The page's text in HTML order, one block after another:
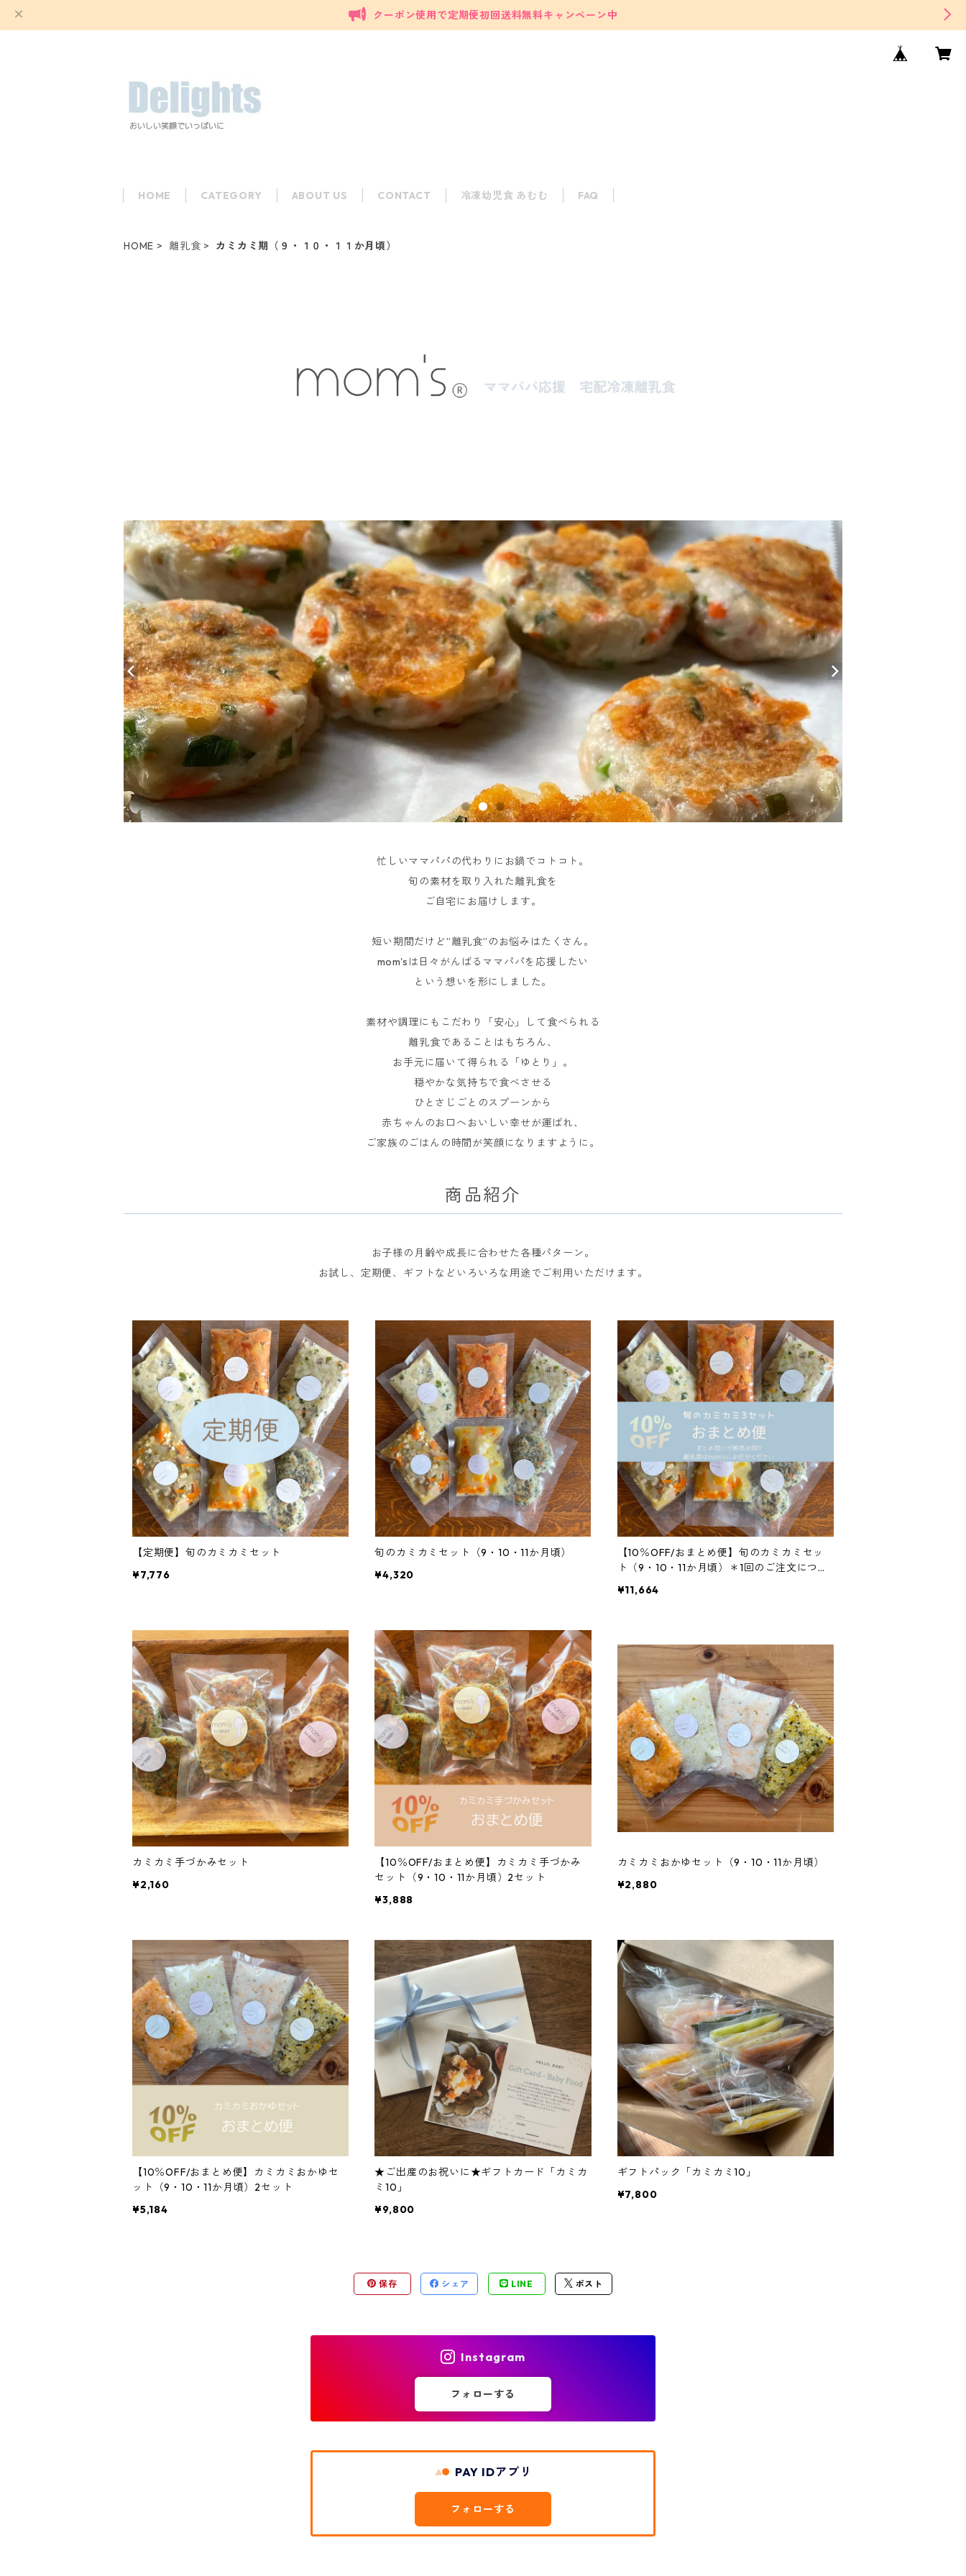
クーポン使用で定期便初回送料無料キャンペーン中
HOME CATEGORY ABOUT US CONTACT 冷凍幼児食 あむむ FAQ
HOME 離乳食 カミカミ期（９・１０・１１か月頃）
忙しいママパパの代わりにお鍋でコトコト。
旬の素材を取り入れた離乳食を
ご自宅にお届けします。
短い期間だけど”離乳食”のお悩みはたくさん。
mom'sは日々がんばるママパパを応援したい
という想いを形にしました。
素材や調理にもこだわり「安心」して食べられる
離乳食であることはもちろん、
お手元に届いて得られる「ゆとり」。
穏やかな気持ちで食べさせる
ひとさじごとのスプーンから
赤ちゃんのお口へおいしい幸せが運ばれ、
ご家族のごはんの時間が笑顔になりますように。
商品紹介
お子様の月齢や成長に合わせた各種パターン。
お試し、定期便、ギフトなどいろいろな用途でご利用いただけます。
【定期便】旬のカミカミセット
¥7,776
旬のカミカミセット（9・10・11か月頃）
¥4,320
【10％OFF/おまとめ便】旬のカミカミセッ
ト（9・10・11か月頃）＊1回のご注文につき1
¥11,664
カミカミ手づかみセット
¥2,160
【10％OFF/おまとめ便】カミカミ手づかみ
セット（9・10・11か月頃）2セット
¥3,888
カミカミおかゆセット（9・10・11か月頃）
¥2,880
【10％OFF/おまとめ便】カミカミおかゆセ
ット（9・10・11か月頃）2セット
¥5,184
★ご出産のお祝いに★ギフトカード「カミカ
ミ10」
¥9,800
ギフトパック「カミカミ10」
¥7,800
保存 シェア LINE ポスト
Instagram
フォローする
PAY IDアプリ
フォローする